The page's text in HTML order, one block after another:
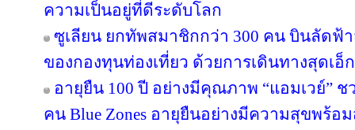
ความเป็นอยู่ที่ดีระดับโลก
ซูเลียน ยกทัพสมาชิกกว่า 300 คน บินลัดฟ้
ของกองทุนท่องเที่ยว ด้วยการเดินทางสุดเ
อายุยืน 100 ปี อย่างมีคุณภาพ “แอมเวย์” ช
คน Blue Zones อายุยืนอย่างมีความสุขพร้อ